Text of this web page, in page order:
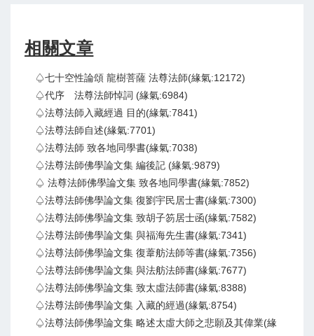
相關文章
♤七十空性論頌 龍樹菩薩 法尊法師(緣氣:12172)
♤代序 法尊法師悼詞 (緣氣:6984)
♤法尊法師入藏經過 目的(緣氣:7841)
♤法尊法師自述(緣氣:7701)
♤法尊法師 致各地同學書(緣氣:7038)
♤法尊法師佛學論文集 編後記 (緣氣:9879)
♤ 法尊法師佛學論文集 致各地同學書(緣氣:7852)
♤法尊法師佛學論文集 復劉宇民居士書(緣氣:7300)
♤法尊法師佛學論文集 致胡子笏居士函(緣氣:7582)
♤法尊法師佛學論文集 與福海先生書(緣氣:7341)
♤法尊法師佛學論文集 復葦舫法師等書(緣氣:7356)
♤法尊法師佛學論文集 與法舫法師書(緣氣:7677)
♤法尊法師佛學論文集 致太虛法師書(緣氣:8388)
♤法尊法師佛學論文集 入藏的經過(緣氣:8754)
♤法尊法師佛學論文集 略述太虛大師之悲願及其偉業(緣